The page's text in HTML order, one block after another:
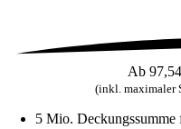
Ab
(inkl. maximaler
5 Mio. Deckungssumme